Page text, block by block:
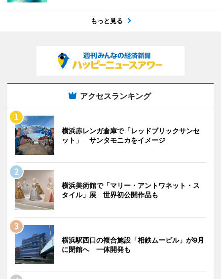
もっと見る
アクセスランキング
横浜赤レンガ倉庫で「レッドブリックサンセ
ット」 サンタモニカをイメージ
横浜美術館で「マリー・アントワネット・ス
タイル」展 世界初公開作品も
横浜駅西口の複合施設「相鉄ムービル」が9月
に閉館へ 一体開発も